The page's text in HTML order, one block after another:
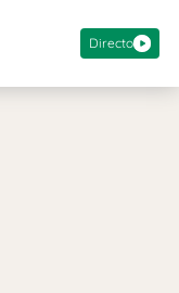
Directo